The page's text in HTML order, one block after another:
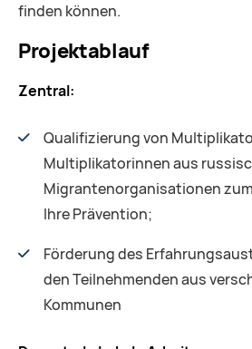
finden können.
Projektablauf
Zentral:
Qualifizierung von
Multiplikatorinnen aus
Migrantenorganisationen
Ihre Prävention;
Förderung des
den Teilnehmenden aus
Kommunen